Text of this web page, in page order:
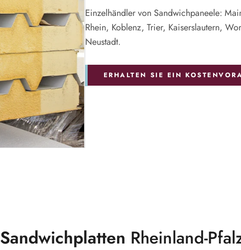
Einzelhändler von Sandwichpaneele:
Rhein, Koblenz, Trier, Kaiserslautern,
Neustadt.
ERHALTEN SIE EIN
Sandwichplatten Rheinland-